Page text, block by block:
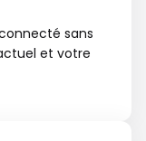
sans
et votre